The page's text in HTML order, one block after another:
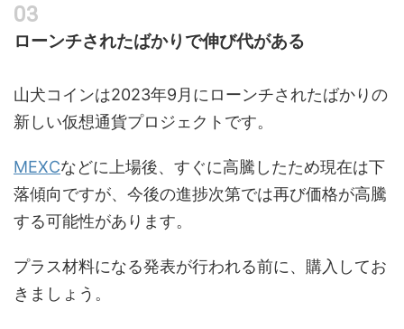
ローンチされたばかりで伸び代がある
山犬コインは2023年9月にローンチされたばかりの
新しい仮想通貨プロジェクトです。
MEXCなどに上場後、すぐに高騰したため現在は下
落傾向ですが、今後の進捗次第では再び価格が高騰
する可能性があります。
プラス材料になる発表が行われる前に、購入してお
きましょう。